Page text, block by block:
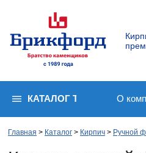
КАТАЛОГ ТОВАРОВО
Главная Каталог Кирпич Ручной